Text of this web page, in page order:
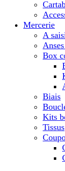
Mercerie
A
Box
Biais
Kits
Tissus